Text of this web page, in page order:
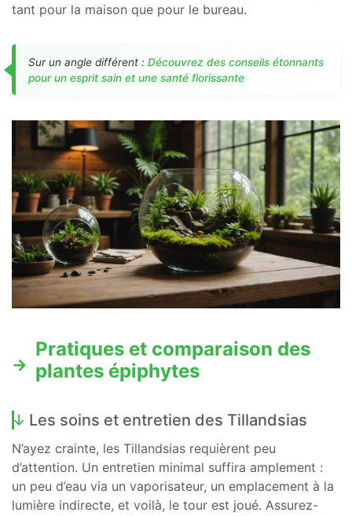
tant pour la maison que pour le bureau.
Sur un angle différent : Découvrez des conseils étonnants
pour un esprit sain et une santé florissante
Pratiques et comparaison des
plantes épiphytes
Les soins et entretien des Tillandsias
N’ayez crainte, les Tillandsias requièrent peu
d’attention. Un entretien minimal suffira amplement :
un peu d’eau via un vaporisateur, un emplacement à la
lumière indirecte, et voilà, le tour est joué. Assurez-